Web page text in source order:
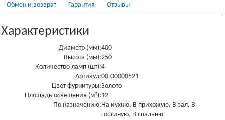
Обмен и возврат Гарантия Отзывы
Характеристики
Диаметр (мм):400
Высота (мм):250
Количество ламп (шт):4
Артикул:00-00000521
Цвет фурнитуры:Золото
Площадь освещения (м²):12
По назначению:На кухню, В прихожую, В зал, В
гостиную, В спальню